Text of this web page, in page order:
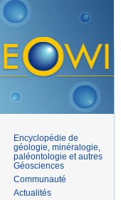
Encyclopédie de
géologie, minéralogie,
paléontologie et autres
Géosciences
Communauté
Actualités